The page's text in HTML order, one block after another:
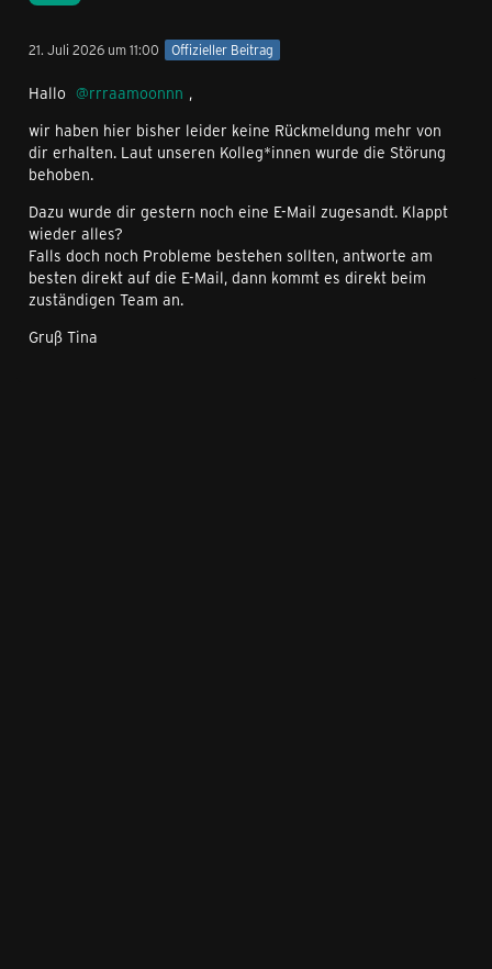
21. Juli 2026 um 11:00 Offizieller Beitrag
Hallo rrraamoonnn ,
wir haben hier bisher leider keine Rückmeldung mehr von
dir erhalten. Laut unseren Kolleg*innen wurde die Störung
behoben.
Dazu wurde dir gestern noch eine E-Mail zugesandt. Klappt
wieder alles?
Falls doch noch Probleme bestehen sollten, antworte am
besten direkt auf die E-Mail, dann kommt es direkt beim
zuständigen Team an.
Gruß Tina